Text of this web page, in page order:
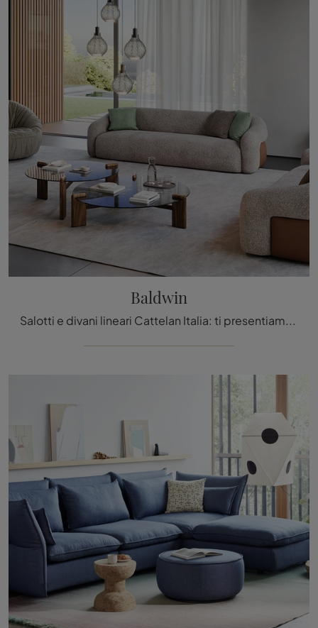
Baldwin
Salotti e divani lineari Cattelan Italia: ti presentiamo il modello Baldwin in tessuto per valorizzare il living.